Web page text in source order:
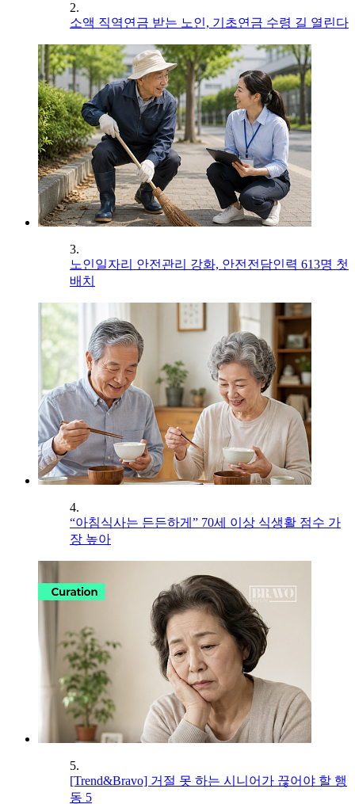
2.
소액 직역연금 받는 노인, 기초연금 수령 길 열린다
3.
노인일자리 안전관리 강화, 안전전담인력 613명 첫
배치
4.
“아침식사는 든든하게” 70세 이상 식생활 점수 가
장 높아
5.
[Trend&Bravo] 거절 못 하는 시니어가 끊어야 할 행
동 5